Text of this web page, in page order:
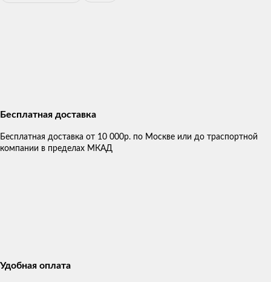
Бесплатная доставка
Бесплатная доставка от 10 000р. по Москве или до траспортной
компании в пределах МКАД
Удобная оплата